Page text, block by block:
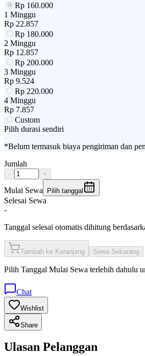
Rp 160.000
1 Minggu
Rp 22.857
Rp 180.000
2 Minggu
Rp 12.857
Rp 200.000
3 Minggu
Rp 9.524
Rp 220.000
4 Minggu
Rp 7.857
Custom
Pilih durasi sendiri
*Belum termasuk biaya pengiriman dan
Jumlah
- +
Mulai Sewa Pilih tanggal
Selesai Sewa
-
Tanggal selesai otomatis dihitung
Tambah ke Keranjang Sewa Sekarang
Pilih Tanggal Mulai Sewa terlebih dahulu
Chat
Wishlist
Share
Ulasan Pelanggan